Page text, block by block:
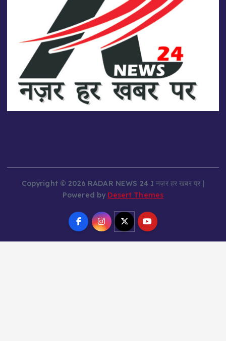
Copyright © 2026 RADAR NEWS 24 I नज़र हर खबर पर |
Powered by Desert Themes